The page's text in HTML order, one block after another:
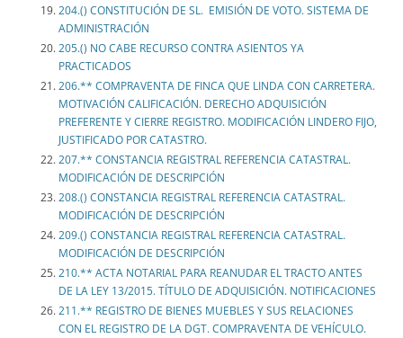
204.() CONSTITUCIÓN DE SL. EMISIÓN DE VOTO. SISTEMA DE
ADMINISTRACIÓN
205.() NO CABE RECURSO CONTRA ASIENTOS YA
PRACTICADOS
206.** COMPRAVENTA DE FINCA QUE LINDA CON CARRETERA.
MOTIVACIÓN CALIFICACIÓN. DERECHO ADQUISICIÓN
PREFERENTE Y CIERRE REGISTRO. MODIFICACIÓN LINDERO FIJO,
JUSTIFICADO POR CATASTRO.
207.** CONSTANCIA REGISTRAL REFERENCIA CATASTRAL.
MODIFICACIÓN DE DESCRIPCIÓN
208.() CONSTANCIA REGISTRAL REFERENCIA CATASTRAL.
MODIFICACIÓN DE DESCRIPCIÓN
209.() CONSTANCIA REGISTRAL REFERENCIA CATASTRAL.
MODIFICACIÓN DE DESCRIPCIÓN
210.** ACTA NOTARIAL PARA REANUDAR EL TRACTO ANTES
DE LA LEY 13/2015. TÍTULO DE ADQUISICIÓN. NOTIFICACIONES
211.** REGISTRO DE BIENES MUEBLES Y SUS RELACIONES
CON EL REGISTRO DE LA DGT. COMPRAVENTA DE VEHÍCULO.